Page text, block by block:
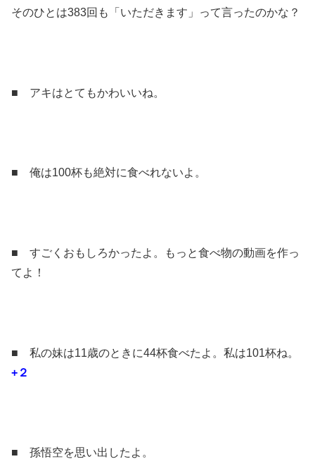
そのひとは383回も「いただきます」って言ったのかな？
■ アキはとてもかわいいね。
■ 俺は100杯も絶対に食べれないよ。
■ すごくおもしろかったよ。もっと食べ物の動画を作っ
てよ！
■ 私の妹は11歳のときに44杯食べたよ。私は101杯ね。
+２
■ 孫悟空を思い出したよ。